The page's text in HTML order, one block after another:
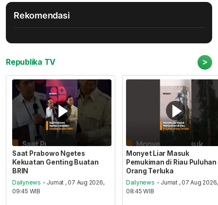
Rekomendasi
Republika TV >
Saat Prabowo Ngetes
Kekuatan Genting Buatan
BRIN
Dailynews - Jumat , 07 Aug 2026,
09:45 WIB
Monyet Liar Masuk
Pemukiman di Riau Puluhan
Orang Terluka
Dailynews - Jumat , 07 Aug 2026,
08:45 WIB